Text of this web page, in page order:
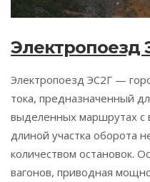
Электропоезд
Электропоезд ЭС2Г —
тока, предназначенный
выделенных маршрутах с
длиной участка оборота
количеством остановок.
вагонов, приводная